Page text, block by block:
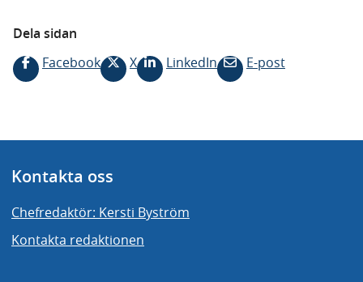
Dela sidan
Facebook
X LinkedIn E-post
Kontakta oss
Chefredaktör: Kersti Byström
Kontakta redaktionen